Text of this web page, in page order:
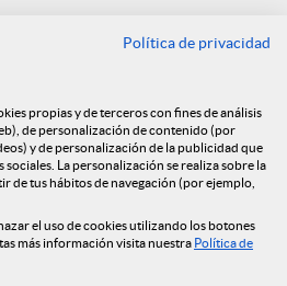
con
de
Técnica
Política de privacidad
propias y de terceros con fines de análisis
de personalización de contenido (por
y de personalización de la publicidad que
sociales. La personalización se realiza sobre la
de tus hábitos de navegación (por ejemplo,
el uso de cookies utilizando los botones
más información visita nuestra Política de